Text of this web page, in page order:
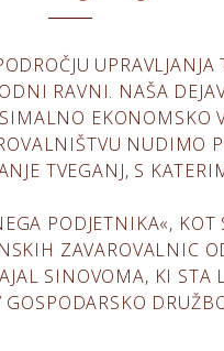
UPRAVLJANJA
RAVNI. NAŠA
EKONOMSKO
NUDIMO
TVEGANJ, S
PODJETNIKA«,
ZAVAROVALNIC
SINOVOMA, KI